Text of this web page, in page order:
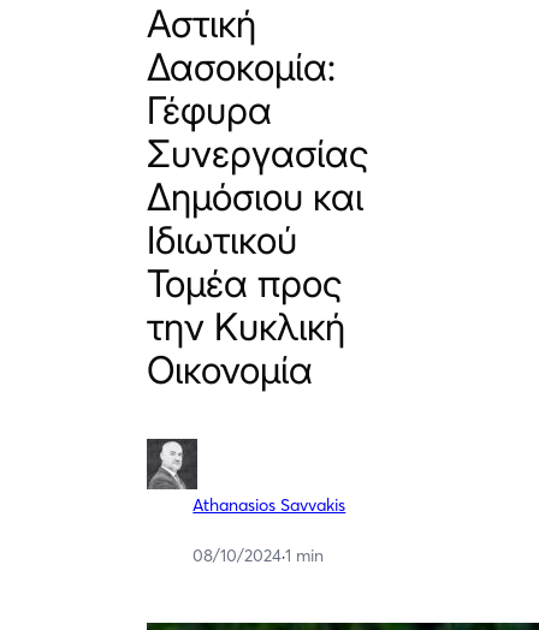
Αστική
Δασοκομία:
Γέφυρα
Συνεργασίας
Δημόσιου και
Ιδιωτικού
Τομέα προς
την Κυκλική
Οικονομία
Athanasios Savvakis
08/10/2024·1 min